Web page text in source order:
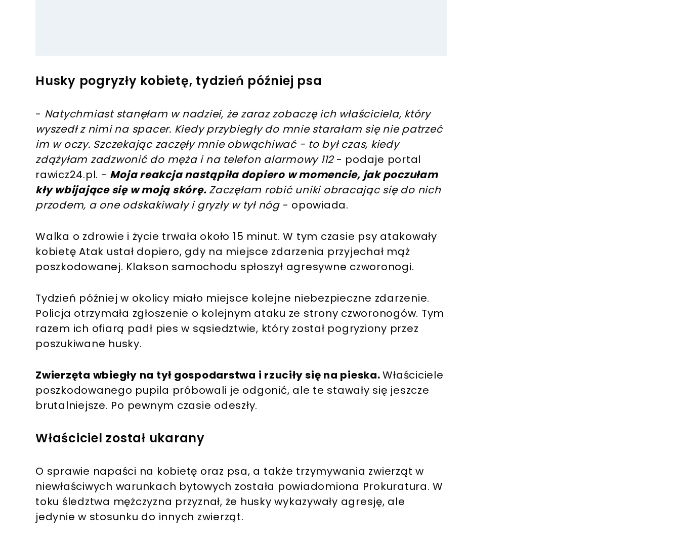
Husky pogryzły kobietę, tydzień później psa
- Natychmiast stanęłam w nadziei, że zaraz zobaczę ich właściciela, który
wyszedł z nimi na spacer. Kiedy przybiegły do mnie starałam się nie patrzeć
im w oczy. Szczekając zaczęły mnie obwąchiwać - to był czas, kiedy
zdążyłam zadzwonić do męża i na telefon alarmowy 112- podaje portal
rawicz24.pl. - Moja reakcja nastąpiła dopiero w momencie, jak poczułam
kły wbijające się w moją skórę. Zaczęłam robić uniki obracając się do nich
przodem, a one odskakiwały i gryzły w tył nóg- opowiada.
Walka o zdrowie i życie trwała około 15 minut. W tym czasie psy atakowały
kobietę Atak ustał dopiero, gdy na miejsce zdarzenia przyjechał mąż
poszkodowanej. Klakson samochodu spłoszył agresywne czworonogi.
Tydzień później w okolicy miało miejsce kolejne niebezpieczne zdarzenie.
Policja otrzymała zgłoszenie o kolejnym ataku ze strony czworonogów. Tym
razem ich ofiarą padł pies w sąsiedztwie, który został pogryziony przez
poszukiwane husky.
Zwierzęta wbiegły na tył gospodarstwa i rzuciły się na pieska.Właściciele
poszkodowanego pupila próbowali je odgonić, ale te stawały się jeszcze
brutalniejsze. Po pewnym czasie odeszły.
Właściciel został ukarany
O sprawie napaści na kobietę oraz psa, a także trzymywania zwierząt w
niewłaściwych warunkach bytowych została powiadomiona Prokuratura. W
toku śledztwa mężczyzna przyznał, że husky wykazywały agresję, ale
jedynie w stosunku do innych zwierząt.